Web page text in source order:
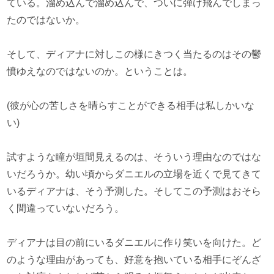
ている。溜め込んで溜め込んで、ついに弾け飛んでしまっ
たのではないか。
そして、ディアナに対しこの様にきつく当たるのはその鬱
憤ゆえなのではないのか。ということは。
(彼が心の苦しさを晴らすことができる相手は私しかいな
い)
試すような瞳が垣間見えるのは、そういう理由なのではな
いだろうか。幼い頃からダニエルの立場を近くで見てきて
いるディアナは、そう予測した。そしてこの予測はおそら
く間違っていないだろう。
ディアナは目の前にいるダニエルに作り笑いを向けた。ど
のような理由があっても、好意を抱いている相手にぞんざ